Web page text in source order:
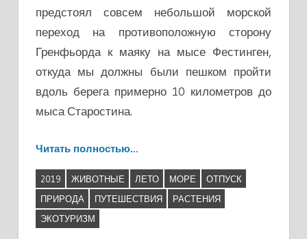
предстоял совсем небольшой морской
переход на противоположную сторону
Гренфьорда к маяку на мысе Фестинген,
откуда мы должны были пешком пройти
вдоль берега примерно 10 километров до
мыса Старостина.
Читать полностью…
2019 ЖИВОТНЫЕ ЛЕТО МОРЕ
ОТПУСК
ПРИРОДА
ПУТЕШЕСТВИЯ
РАСТЕНИЯ
ЭКОТУРИЗМ